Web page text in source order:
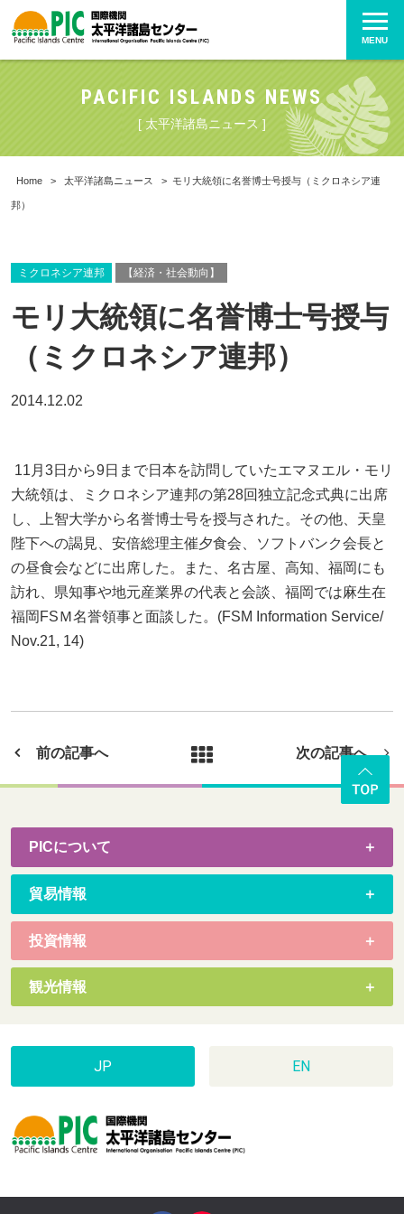
MENU
PACIFIC ISLANDS NEWS
[ 太平洋諸島ニュース ]
Home > 太平洋諸島ニュース > モリ大統領に名誉博士号授与（ミクロネシア連
邦）
ミクロネシア連邦 【経済・社会動向】
モリ大統領に名誉博士号授与
（ミクロネシア連邦）
2014.12.02
11月3日から9日まで日本を訪問していたエマヌエル・モリ
大統領は、ミクロネシア連邦の第28回独立記念式典に出席
し、上智大学から名誉博士号を授与された。その他、天皇
陛下への謁見、安倍総理主催夕食会、ソフトバンク会長と
の昼食会などに出席した。また、名古屋、高知、福岡にも
訪れ、県知事や地元産業界の代表と会談、福岡では麻生在
福岡FSＭ名誉領事と面談した。(FSM Information Service/
Nov.21, 14)
前の記事へ 次の記事へ
PICについて
貿易情報
投資情報
観光情報
JP EN